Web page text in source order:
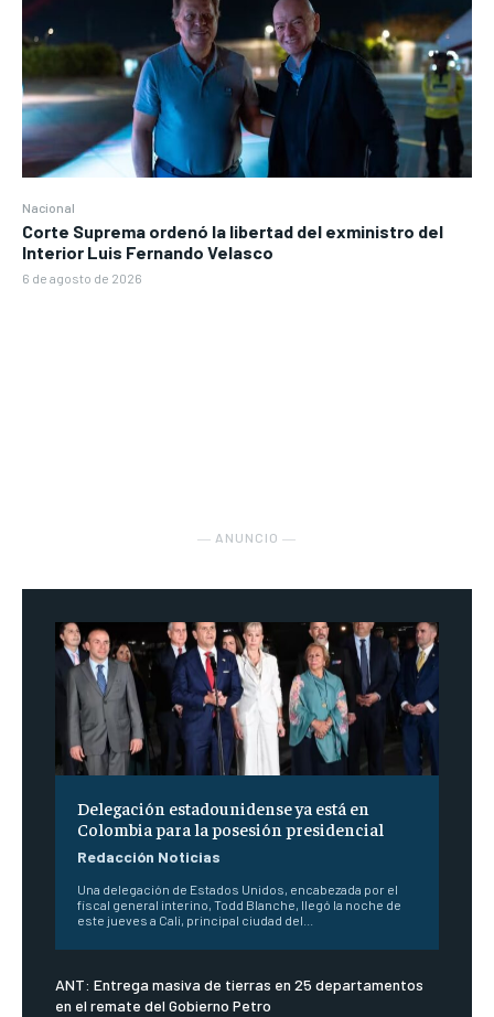
Nacional
Corte Suprema ordenó la libertad del exministro del
Interior Luis Fernando Velasco
6 de agosto de 2026
― ANUNCIO ―
Delegación estadounidense ya está en
Colombia para la posesión presidencial
Redacción Noticias
Una delegación de Estados Unidos, encabezada por el
fiscal general interino, Todd Blanche, llegó la noche de
este jueves a Cali, principal ciudad del...
ANT: Entrega masiva de tierras en 25 departamentos
en el remate del Gobierno Petro